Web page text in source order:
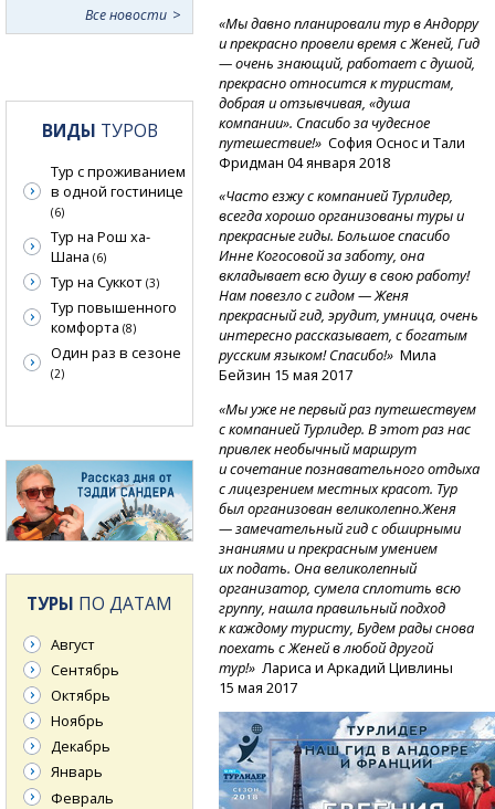
«Мы давно планировали тур в Андорру
и прекрасно провели время с Женей, Гид
— очень знающий, работает с душой,
прекрасно относится к туристам,
добрая и отзывчивая, «душа
компании». Спасибо за чудесное
путешествие!» София Оснос и Тали
Фридман 04 января 2018
«Часто езжу с компанией Турлидер,
всегда хорошо организованы туры и
прекрасные гиды. Большое спасибо
Инне Когосовой за заботу, она
вкладывает всю душу в свою работу!
Нам повезло с гидом — Женя
прекрасный гид, эрудит, умница, очень
интересно рассказывает, с богатым
русским языком! Спасибо!» Мила
Бейзин 15 мая 2017
«Мы уже не первый раз путешествуем
с компанией Турлидер. В этот раз нас
привлек необычный маршрут
и сочетание познавательного отдыха
с лицезрением местных красот. Тур
был организован великолепно.Женя
— замечательный гид с обширными
знаниями и прекрасным умением
их подать. Она великолепный
организатор, сумела сплотить всю
группу, нашла правильный подход
к каждому туристу, Будем рады снова
поехать с Женей в любой другой
тур!» Лариса и Аркадий Цивлины
15 мая 2017
Все новости
ВИДЫ ТУРОВ
Тур с проживанием
в одной гостинице
(6)
Тур на Рош ха-
Шана (6)
Тур на Суккот (3)
Тур повышенного
комфорта (8)
Один раз в сезоне
(2)
ТУРЫ ПО ДАТАМ
Август
Сентябрь
Октябрь
Ноябрь
Декабрь
Январь
Февраль